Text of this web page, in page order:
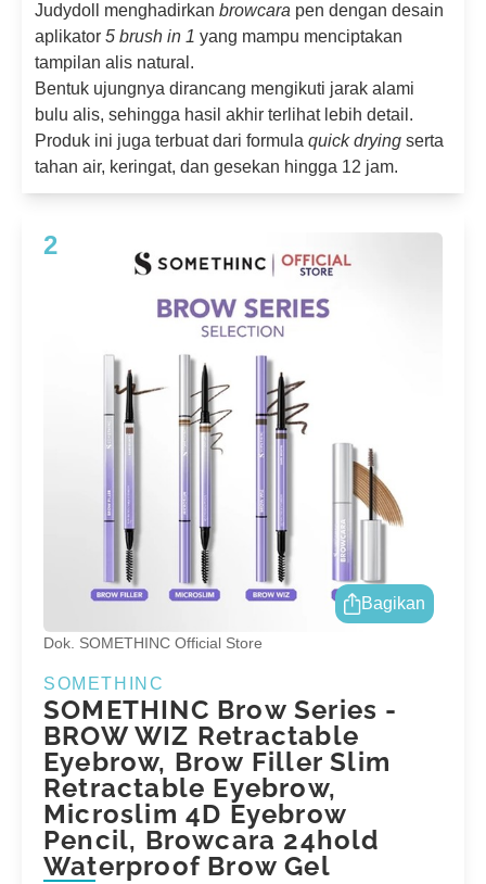
Judydoll menghadirkan browcara pen dengan desain
aplikator 5 brush in 1 yang mampu menciptakan
tampilan alis natural.
Bentuk ujungnya dirancang mengikuti jarak alami
bulu alis, sehingga hasil akhir terlihat lebih detail.
Produk ini juga terbuat dari formula quick drying serta
tahan air, keringat, dan gesekan hingga 12 jam.
Bagikan
Dok. SOMETHINC Official Store
SOMETHINC
SOMETHINC Brow Series -
BROW WIZ Retractable
Eyebrow, Brow Filler Slim
Retractable Eyebrow,
Microslim 4D Eyebrow
Pencil, Browcara 24hold
Waterproof Brow Gel
2